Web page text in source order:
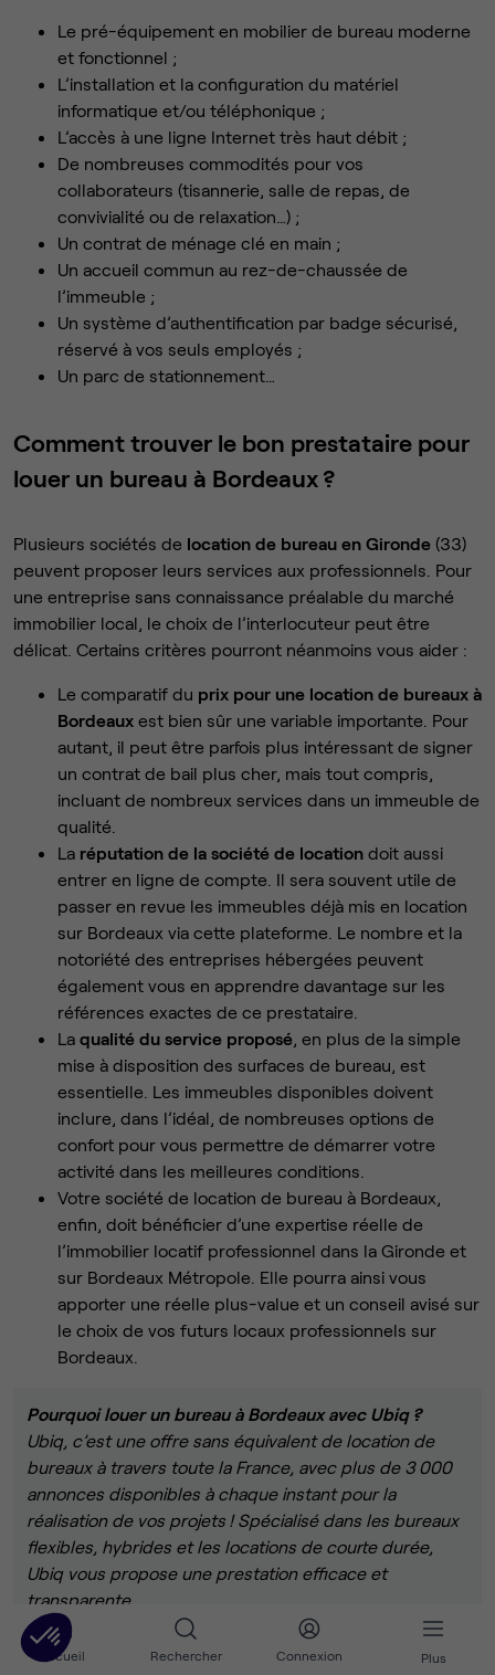
Accueil Rechercher Connexion Plus
Le pré-équipement en mobilier de bureau moderne
et fonctionnel ;
L’installation et la configuration du matériel
informatique et/ou téléphonique ;
L’accès à une ligne Internet très haut débit ;
De nombreuses commodités pour vos
collaborateurs (tisannerie, salle de repas, de
convivialité ou de relaxation…) ;
Un contrat de ménage clé en main ;
Un accueil commun au rez-de-chaussée de
l’immeuble ;
Un système d’authentification par badge sécurisé,
réservé à vos seuls employés ;
Un parc de stationnement…
Comment trouver le bon prestataire pour
louer un bureau à Bordeaux ?
Plusieurs sociétés de location de bureau en Gironde (33)
peuvent proposer leurs services aux professionnels. Pour
une entreprise sans connaissance préalable du marché
immobilier local, le choix de l’interlocuteur peut être
délicat. Certains critères pourront néanmoins vous aider :
Le comparatif du prix pour une location de bureaux à
Bordeaux est bien sûr une variable importante. Pour
autant, il peut être parfois plus intéressant de signer
un contrat de bail plus cher, mais tout compris,
incluant de nombreux services dans un immeuble de
qualité.
La réputation de la société de location doit aussi
entrer en ligne de compte. Il sera souvent utile de
passer en revue les immeubles déjà mis en location
sur Bordeaux via cette plateforme. Le nombre et la
notoriété des entreprises hébergées peuvent
également vous en apprendre davantage sur les
références exactes de ce prestataire.
La qualité du service proposé, en plus de la simple
mise à disposition des surfaces de bureau, est
essentielle. Les immeubles disponibles doivent
inclure, dans l’idéal, de nombreuses options de
confort pour vous permettre de démarrer votre
activité dans les meilleures conditions.
Votre société de location de bureau à Bordeaux,
enfin, doit bénéficier d’une expertise réelle de
l’immobilier locatif professionnel dans la Gironde et
sur Bordeaux Métropole. Elle pourra ainsi vous
apporter une réelle plus-value et un conseil avisé sur
le choix de vos futurs locaux professionnels sur
Bordeaux.
Pourquoi louer un bureau à Bordeaux avec Ubiq ?
Ubiq, c’est une offre sans équivalent de location de
bureaux à travers toute la France, avec plus de 3 000
annonces disponibles à chaque instant pour la
réalisation de vos projets ! Spécialisé dans les bureaux
flexibles, hybrides et les locations de courte durée,
Ubiq vous propose une prestation efficace et
transparente.
Découvrez une grande variété de bureaux en location à